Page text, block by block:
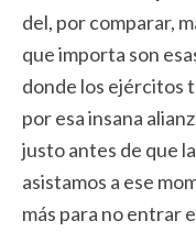
del, por comparar,
que importa son
donde los ejércitos
por esa insana
justo antes de que
asistamos a ese
más para no entrar